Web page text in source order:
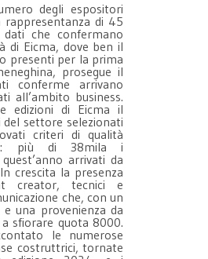
degli espositori
di 45
che confermano
di Eicma, dove ben il
presenti per la prima
prosegue il
conferme arrivano
all’ambito business.
edizioni di Eicma il
settore selezionati
criteri di qualità
più di 38mila i
arrivati da
crescita la presenza
creator, tecnici e
che, con un
una provenienza da
sfiorare quota 8000.
le numerose
costruttrici, tornate